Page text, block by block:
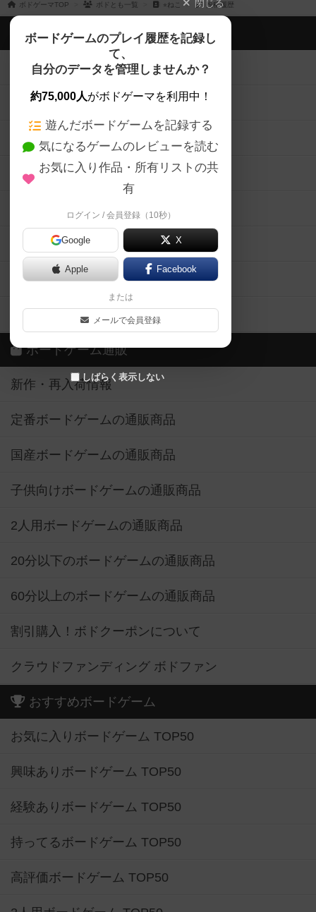
ボドゲーマTOP ボドとも一覧 ⭐︎ねこ 投稿履歴
閉じる
ボードゲームのプレイ履歴を記録し
て、
自分のデータを管理しませんか？
約75,000人がボドゲーマを利用中！
遊んだボードゲームを記録する
気になるゲームのレビューを読む
お気に入り作品・所有リストの共
有
ログイン / 会員登録（10秒）
Google X
Apple Facebook
または
メールで会員登録
しばらく表示しない
ボドゲーマTOP
ボードゲームを検索する
ボードゲームの新着レビュー
ボードゲーム会情報
メカニクス特集
掲示板・トピックス
ボドとも・会員一覧
ボードゲーム業界コラム
ボドゲーマご利用案内
ボードゲーム通販
新作・再入荷情報
定番ボードゲームの通販商品
国産ボードゲームの通販商品
子供向けボードゲームの通販商品
2人用ボードゲームの通販商品
20分以下のボードゲームの通販商品
60分以上のボードゲームの通販商品
割引購入！ボドクーポンについて
クラウドファンディング ボドファン
おすすめボードゲーム
お気に入りボードゲーム TOP50
興味ありボードゲーム TOP50
経験ありボードゲーム TOP50
持ってるボードゲーム TOP50
高評価ボードゲーム TOP50